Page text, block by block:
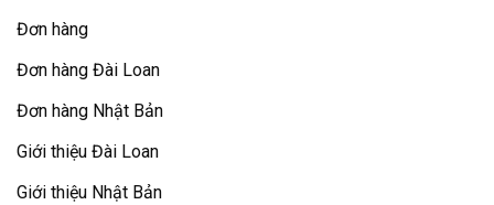
Đơn hàng
Đơn hàng Đài Loan
Đơn hàng Nhật Bản
Giới thiệu Đài Loan
Giới thiệu Nhật Bản